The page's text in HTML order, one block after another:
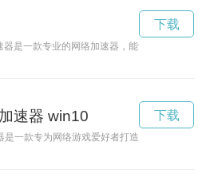
器是一款专业的网络加速器，能够有效提升网
下载
速器 win10
是一款专为网络游戏爱好者打造的加速器软件
下载